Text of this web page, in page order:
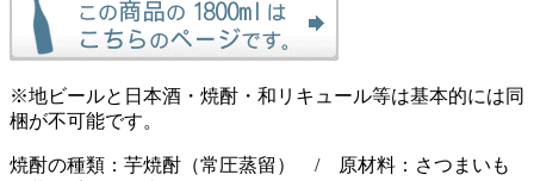
※地ビールと日本酒・焼酎・和リキュール等は基本的には同
梱が不可能です。
焼酎の種類：芋焼酎（常圧蒸留） / 原材料：さつまいも